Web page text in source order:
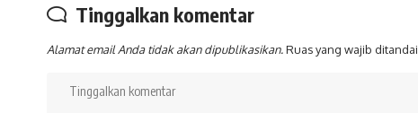
Tinggalkan komentar
Alamat email Anda tidak akan dipublikasikan.Ruas yang wajib ditandai